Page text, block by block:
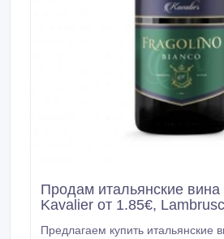
Продам итальянские
Kavalier от 1.85€,
Предлагаем купить итальянские